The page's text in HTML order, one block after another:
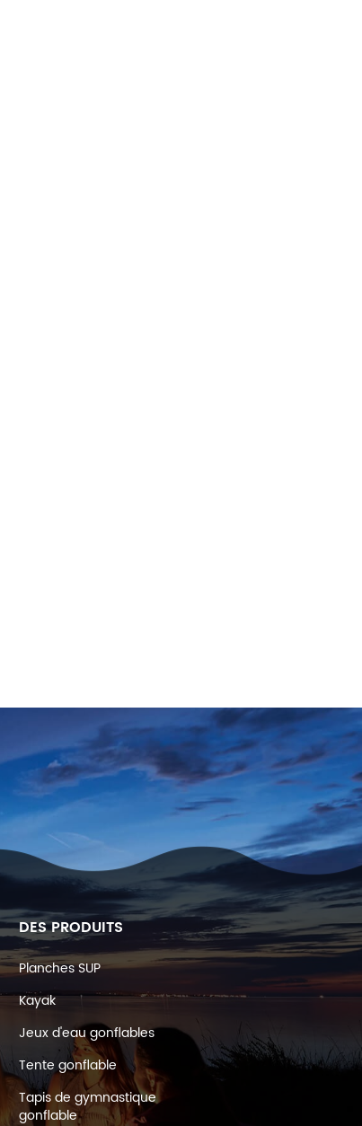
DES PRODUITS
Planches SUP
Kayak
Jeux d'eau gonflables
Tente gonflable
Tapis de gymnastique
gonflable